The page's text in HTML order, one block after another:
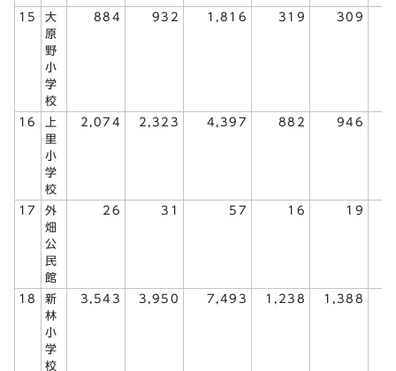
15
大
原
野
小
学
校
884 932 1,816 319 309
16
上
里
小
学
校
2,074 2,323 4,397 882 946
17
外
畑
公
民
館
26 31 57 16 19
18
新
林
小
学
校
3,543 3,950 7,493 1,238 1,388